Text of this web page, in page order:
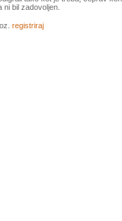
ni bil zadovoljen.
oz. registriraj